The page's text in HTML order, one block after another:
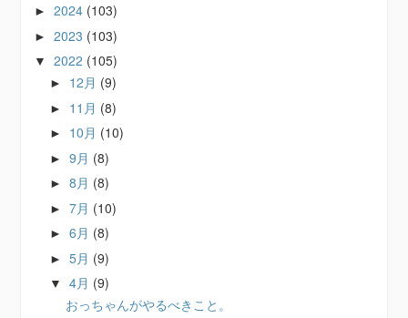
►2024 (103)
►2023 (103)
▼2022 (105)
► 12月 (9)
► 11月 (8)
► 10月 (10)
►9月 (8)
►8月 (8)
►7月 (10)
►6月 (8)
►5月 (9)
▼4月 (9)
おっちゃんがやるべきこと。